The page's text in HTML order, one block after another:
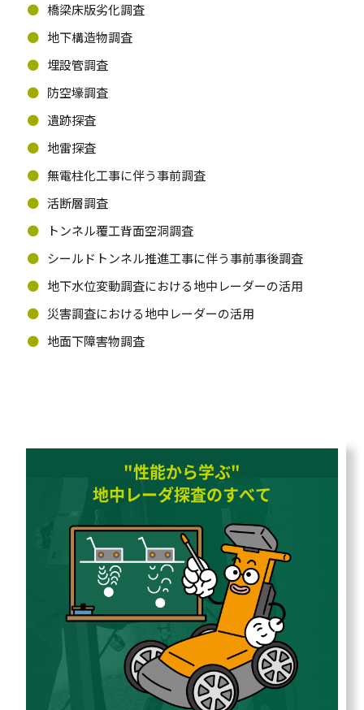
橋梁床版劣化調査
地下構造物調査
埋設管調査
防空壕調査
遺跡探査
地雷探査
無電柱化工事に伴う事前調査
活断層調査
トンネル覆工背面空洞調査
シールドトンネル推進工事に伴う事前事後調査
地下水位変動調査における地中レーダーの活用
災害調査における地中レーダーの活用
地面下障害物調査
"性能から学ぶ"
地中レーダ探査のすべて